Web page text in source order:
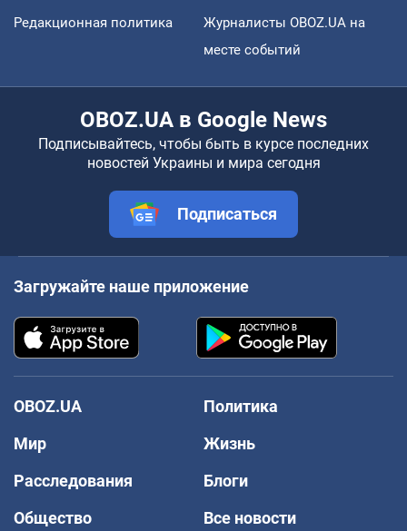
Редакционная политика
Журналисты OBOZ.UA на
месте событий
OBOZ.UA в Google News
Подписывайтесь, чтобы быть в курсе последних
новостей Украины и мира сегодня
Подписаться
Загружайте наше приложение
OBOZ.UA
Политика
Мир
Жизнь
Расследования
Блоги
Общество
Все новости